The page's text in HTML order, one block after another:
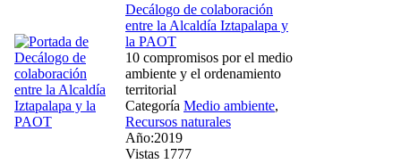
Decálogo de colaboración
entre la Alcaldía Iztapalapa y
la PAOT
10 compromisos por el medio
ambiente y el ordenamiento
territorial
Categoría Medio ambiente,
Recursos naturales
Año:2019
Vistas 1777